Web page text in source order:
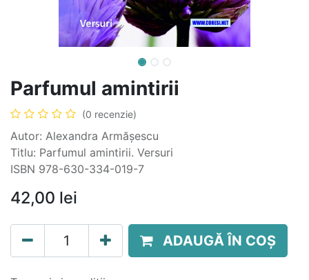
Parfumul amintirii
(0 recenzie)
Autor: Alexandra Armășescu
Titlu: Parfumul amintirii. Versuri
ISBN 978-630-334-019-7
42,00 lei
ADAUGĂ ÎN COȘ